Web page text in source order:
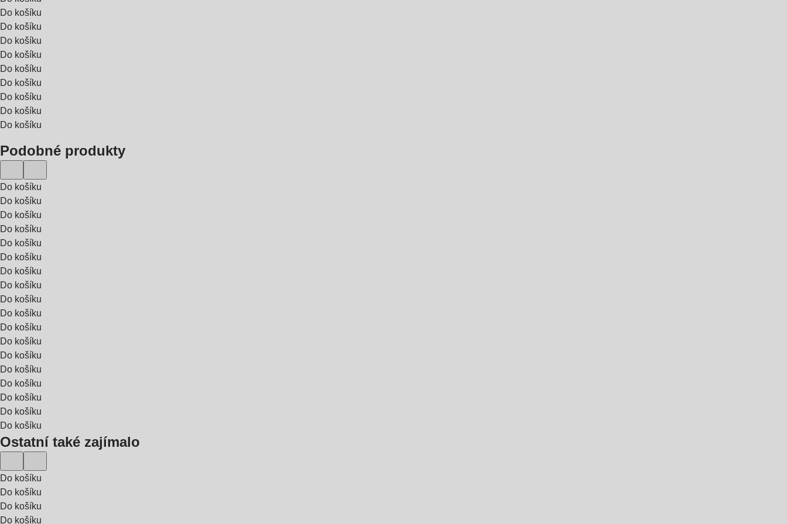
Do košíku
Do košíku
Do košíku
Do košíku
Do košíku
Do košíku
Do košíku
Do košíku
Do košíku
Podobné produkty
Do košíku
Do košíku
Do košíku
Do košíku
Do košíku
Do košíku
Do košíku
Do košíku
Do košíku
Do košíku
Do košíku
Do košíku
Do košíku
Do košíku
Do košíku
Do košíku
Do košíku
Do košíku
Ostatní také zajímalo
Do košíku
Do košíku
Do košíku
Do košíku